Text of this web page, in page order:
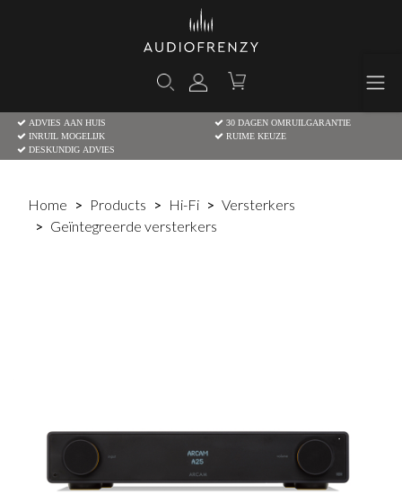
ADVIES AAN HUIS
30 DAGEN OMRUILGARANTIE
INRUIL MOGELIJK
RUIME KEUZE
DESKUNDIG ADVIES
Home Products Hi-Fi
Versterkers
Geïntegreerde versterkers